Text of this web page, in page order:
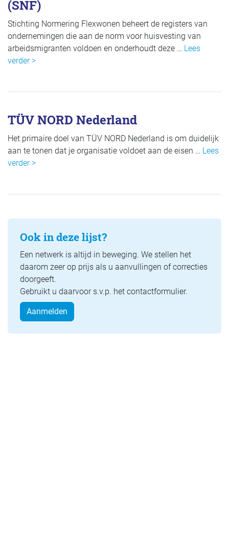
(SNF)
Stichting Normering Flexwonen beheert de registers van
ondernemingen die aan de norm voor huisvesting van
arbeidsmigranten voldoen en onderhoudt deze … Lees
verder >
TÜV NORD Nederland
Het primaire doel van TÜV NORD Nederland is om duidelijk
aan te tonen dat je organisatie voldoet aan de eisen … Lees
verder >
Ook in deze lijst?
Een netwerk is altijd in beweging. We stellen het
daarom zeer op prijs als u aanvullingen of correcties
doorgeeft.
Gebruikt u daarvoor s.v.p. het contactformulier.
Aanmelden